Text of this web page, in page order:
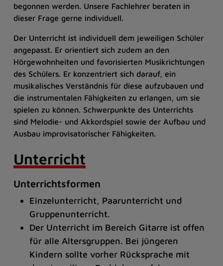
begonnen werden. Unsere Fachlehrer beraten in
dieser Frage gerne individuell.
Der Unterricht ist individuell dem jeweiligen Schüler
angepasst. Er orientiert sich zudem an den
Hörgewohnheiten und favorisierten Musikrichtungen
des Schülers. Er konzentriert sich darauf, ein
musikalisches Verständnis für diese aufzubauen und
die instrumentalen Fähigkeiten zu erlangen, um sie
spielen zu können. Schwerpunkte des Unterrichts
sind Melodie- und Akkordspiel sowie der Aufbau und
Ausbau improvisatorischer Fähigkeiten.
Unterricht
Unterrichtsformen
Einzelunterricht, Paarunterricht und
Gruppenunterricht.
Der Unterricht im Bereich Gitarre ist offen
für alle Altersgruppen. Bei jüngeren
Kindern sollte vorher Rücksprache mit